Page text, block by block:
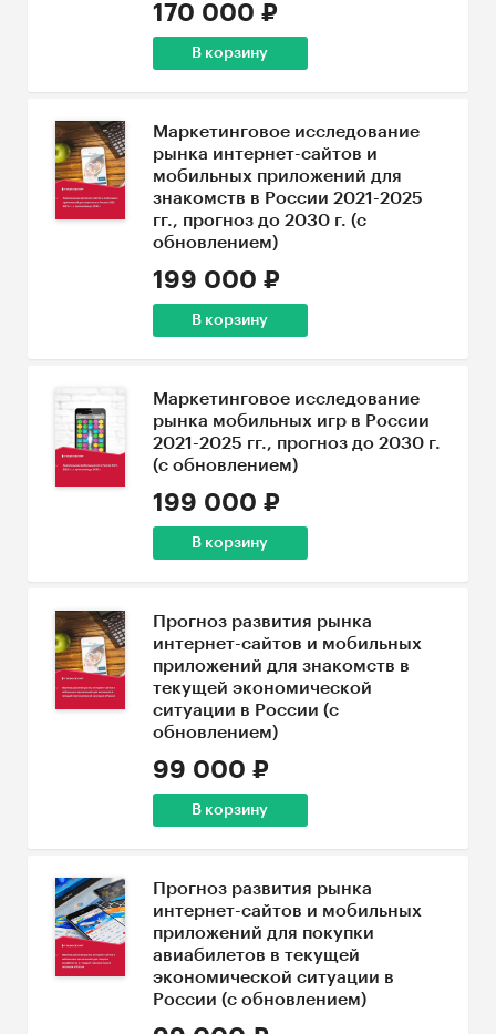
170 000 ₽
В корзину
Маркетинговое исследование
рынка интернет-сайтов и
мобильных приложений для
знакомств в России 2021-2025
гг., прогноз до 2030 г. (с
обновлением)
199 000 ₽
В корзину
Маркетинговое исследование
рынка мобильных игр в России
2021-2025 гг., прогноз до 2030 г.
(с обновлением)
199 000 ₽
В корзину
Прогноз развития рынка
интернет-сайтов и мобильных
приложений для знакомств в
текущей экономической
ситуации в России (с
обновлением)
99 000 ₽
В корзину
Прогноз развития рынка
интернет-сайтов и мобильных
приложений для покупки
авиабилетов в текущей
экономической ситуации в
России (с обновлением)